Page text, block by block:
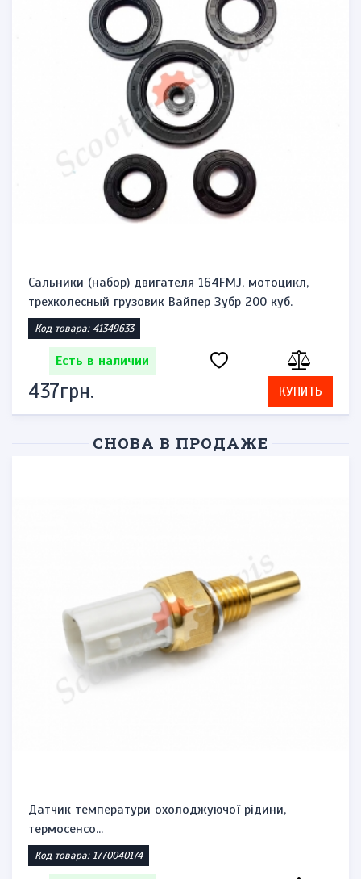
Сальники (набор) двигателя 164FMJ, мотоцикл,
трехколесный грузовик Вайпер Зубр 200 куб.
Код товара: 41349633
Есть в наличии
437грн. КУПИТЬ
СНОВА В ПРОДАЖЕ
Датчик температури охолоджуючої рідини,
термосенсо...
Код товара: 1770040174